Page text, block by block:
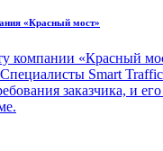
«Красный мост»
компании «Красный
Smart
заказчика, и